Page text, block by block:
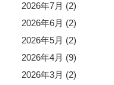
2026年7月 (2)
2026年6月 (2)
2026年5月 (2)
2026年4月 (9)
2026年3月 (2)